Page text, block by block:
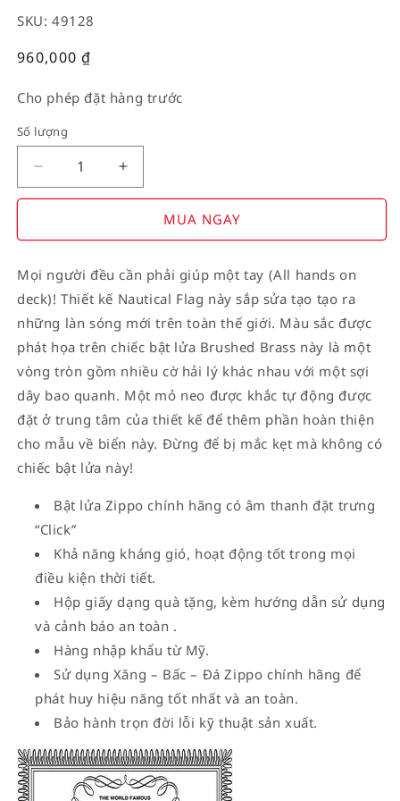
SKU: 49128
Giá
960,000₫
Cho phép đặt hàng trước
Số lượng
Decrease
quantity
American
on
Flag
Increase
quantity
American
on
Flag
MUA NGAY
Mọi người đều cần phải giúp một tay (All hands on
deck)! Thiết kế Nautical Flag này sắp sửa tạo tạo ra
những làn sóng mới trên toàn thế giới. Màu sắc được
phát họa trên chiếc bật lửa Brushed Brass này là một
vòng tròn gồm nhiều cờ hải lý khác nhau với một sợi
dây bao quanh. Một mỏ neo được khắc tự động được
đặt ở trung tâm của thiết kế để thêm phần hoàn thiện
cho mẫu về biển này. Đừng để bị mắc kẹt mà không có
chiếc bật lửa này!
Bật lửa Zippo chính hãng có âm thanh đặt trưng
“Click”
Khả năng kháng gió, hoạt động tốt trong mọi
điều kiện thời tiết.
Hộp giấy dạng quà tặng, kèm hướng dẫn sử dụng
và cảnh báo an toàn .
Hàng nhập khẩu từ Mỹ.
Sử dụng Xăng – Bấc – Đá Zippo chính hãng để
phát huy hiệu năng tốt nhất và an toàn.
Bảo hành trọn đời lỗi kỹ thuật sản xuất.